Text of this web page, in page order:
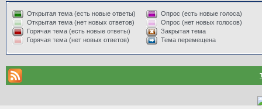
Открытая тема (есть новые ответы)
Открытая тема (нет новых ответов)
Горячая тема (есть новые ответы)
Горячая тема (нет новых ответов)
Опрос (есть новые голоса)
Опрос (нет новых голосов)
Закрытая тема
Тема перемещена